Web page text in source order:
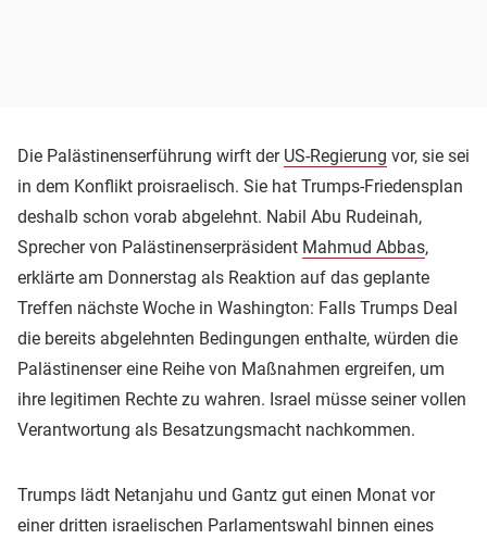
Die Palästinenserführung wirft der US-Regierung vor, sie sei
in dem Konflikt proisraelisch. Sie hat Trumps-Friedensplan
deshalb schon vorab abgelehnt. Nabil Abu Rudeinah,
Sprecher von Palästinenserpräsident Mahmud Abbas,
erklärte am Donnerstag als Reaktion auf das geplante
Treffen nächste Woche in Washington: Falls Trumps Deal
die bereits abgelehnten Bedingungen enthalte, würden die
Palästinenser eine Reihe von Maßnahmen ergreifen, um
ihre legitimen Rechte zu wahren. Israel müsse seiner vollen
Verantwortung als Besatzungsmacht nachkommen.
Trumps lädt Netanjahu und Gantz gut einen Monat vor
einer dritten israelischen Parlamentswahl binnen eines